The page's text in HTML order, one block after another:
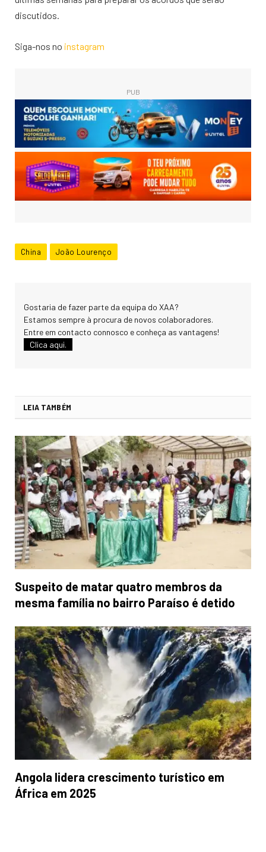
discutidos.
Siga-nos no instagram
PUB
China João Lourenço
Gostaria de fazer parte da equipa do XAA?
Estamos sempre à procura de novos colaboradores.
Entre em contacto connosco e conheça as vantagens!
Clica aqui.
LEIA TAMBÉM
Suspeito de matar quatro membros da
mesma família no bairro Paraíso é detido
Angola lidera crescimento turístico em
África em 2025